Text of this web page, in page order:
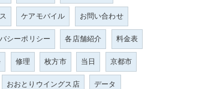
ケアモバイル
お問い合わせ
シーポリシー
各店舗紹介
料金表
修理 枚方市 当日
京都市
おおとりウイングス店
データ